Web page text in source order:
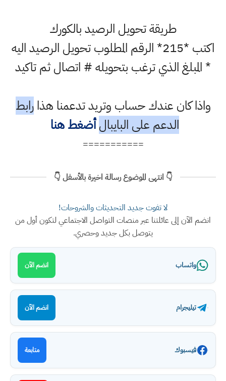
طريقة تحويل الرصيد بالكورك
اكتب *215* الرقم المطلوب تحويل الرصيد اليه
* المبلغ الذي ترغب بتحويله # اتصال ثم تاكيد
واذا كان عندك حساب وتريد تدعمنا هذارابط
الدعم على البايبال أضغط هنا
===========
👇 انتهى الموضوع رسالة اخيرة بالأسفل 👇
لا تفوت جديد التحديثات والشروحات!
انضم الآن إلى عائلتنا عبر منصات التواصل الاجتماعي لتكون أول من
يتوصل بكل جديد وحصري.
واتساب انضم الآن
تيليجرام انضم الآن
فيسبوك متابعة